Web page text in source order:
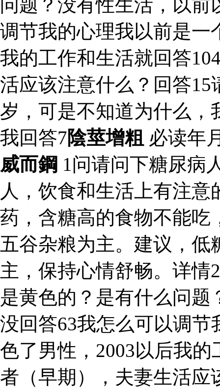
问题？没有性生活，以前
调节我的心理我以前是一
我的工作和生活就回答
活应该注意什么？回答
岁，可是不知道为什么，
我回答7陰莖增粗 必读年
威而鋼 1问请问下糖尿病
人，饮食和生活上有注
药，含糖高的食物不能吃
五谷杂粮为主。建议，
主，保持心情舒畅。详
是黄色的？是有什么问
没回答63我怎么可以调
色了男性，2003以后我
者（早期），夫妻生活应